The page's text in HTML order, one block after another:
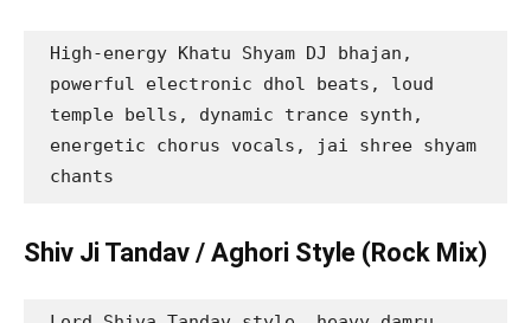
High-energy Khatu Shyam DJ bhajan,
powerful electronic dhol beats, loud
temple bells, dynamic trance synth,
energetic chorus vocals, jai shree shyam
chants
Shiv Ji Tandav / Aghori Style (Rock Mix)